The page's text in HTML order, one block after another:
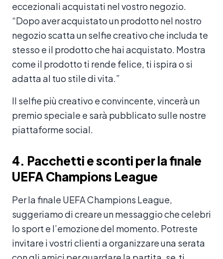
eccezionali acquistati nel vostro negozio.
“Dopo aver acquistato un prodotto nel nostro
negozio scatta un selfie creativo che includa te
stesso e il prodotto che hai acquistato. Mostra
come il prodotto ti rende felice, ti ispira o si
adatta al tuo stile di vita.”
Il selfie più creativo e convincente, vincerà un
premio speciale e sarà pubblicato sulle nostre
piattaforme social.
4. Pacchetti e sconti per la finale
UEFA Champions League
Per la finale UEFA Champions League,
suggeriamo di creare un messaggio che celebri
lo sport e l’emozione del momento. Potreste
invitare i vostri clienti a organizzare una serata